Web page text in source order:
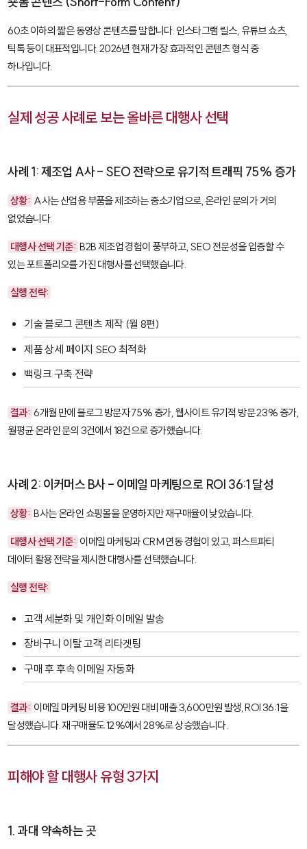
60초 이하의 짧은 동영상 콘텐츠를 말합니다. 인스타그램 릴스, 유튜브 쇼츠,
틱톡 등이 대표적입니다. 2026년 현재 가장 효과적인 콘텐츠 형식 중
하나입니다.
실제 성공 사례로 보는 올바른 대행사 선택
사례 1: 제조업 A사 - SEO 전략으로 유기적 트래픽 75% 증가
상황: A사는 산업용 부품을 제조하는 중소기업으로, 온라인 문의가 거의
없었습니다.
대행사 선택 기준: B2B 제조업 경험이 풍부하고, SEO 전문성을 입증할 수
있는 포트폴리오를 가진 대행사를 선택했습니다.
실행 전략:
기술 블로그 콘텐츠 제작 (월 8편)
제품 상세 페이지 SEO 최적화
백링크 구축 전략
결과: 6개월 만에 블로그 방문자 75% 증가, 웹사이트 유기적 방문 23% 증가,
월평균 온라인 문의 3건에서 18건으로 증가했습니다.
사례 2: 이커머스 B사 - 이메일 마케팅으로 ROI 36:1 달성
상황: B사는 온라인 쇼핑몰을 운영하지만 재구매율이 낮았습니다.
대행사 선택 기준: 이메일 마케팅과 CRM 연동 경험이 있고, 퍼스트파티
데이터 활용 전략을 제시한 대행사를 선택했습니다.
실행 전략:
고객 세분화 및 개인화 이메일 발송
장바구니 이탈 고객 리타겟팅
구매 후 후속 이메일 자동화
결과: 이메일 마케팅 비용 100만원 대비 매출 3,600만원 발생, ROI 36:1을
달성했습니다. 재구매율도 12%에서 28%로 상승했습니다.
피해야 할 대행사 유형 3가지
1. 과대 약속하는 곳